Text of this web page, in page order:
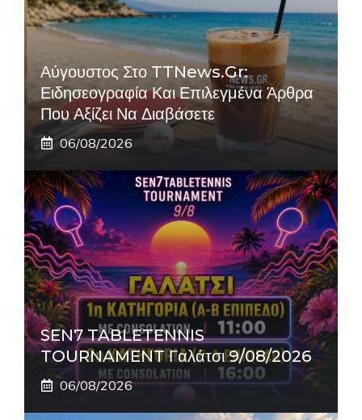
Αύγουστος Στο TTNews.gr:
Ειδησεογραφία Και Επιλεγμένα Άρθρα
Που Αξίζει Να Διαβάσετε
06/08/2026
SEN7 TABLETENNIS
TOURNAMENT Γαλάτσι 9/08/2026
06/08/2026